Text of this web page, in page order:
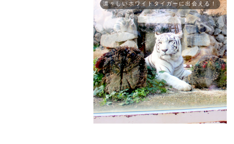
凛々しいホワイトタイガーに出会える！